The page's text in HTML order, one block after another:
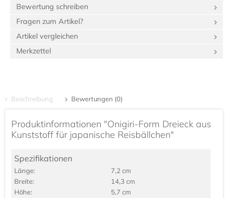
Bewertung schreiben
Fragen zum Artikel?
Artikel vergleichen
Merkzettel
Beschreibung Bewertungen (0)
Produktinformationen "Onigiri-Form Dreieck aus
Kunststoff für japanische Reisbällchen"
Spezifikationen
Länge:
7,2 cm
Breite:
14,3 cm
Höhe:
5,7 cm